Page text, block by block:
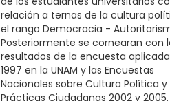
relación a ternas de la cultura
el rango Democracia -
Posteriormente se cornearan con
resultados de la encuesta
1997 en la UNAM y las Encuestas
Nacionales sobre Cultura Política y
Prácticas Ciudadanas 2002 y 2005.